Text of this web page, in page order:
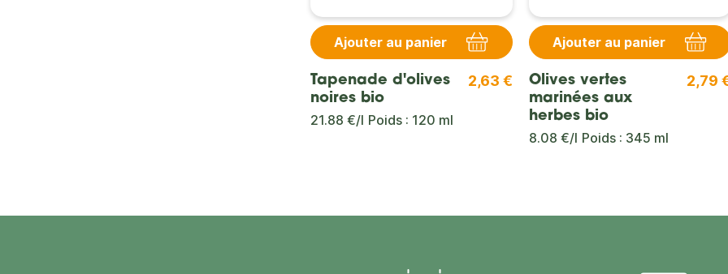
Ajouter au panier
Tapenade d'olives
noires bio
2,63 €
21.88 €/l Poids : 120 ml
Ajouter au panier
Olives vertes
marinées aux
herbes bio
2,79
8.08 €/l Poids : 345 ml